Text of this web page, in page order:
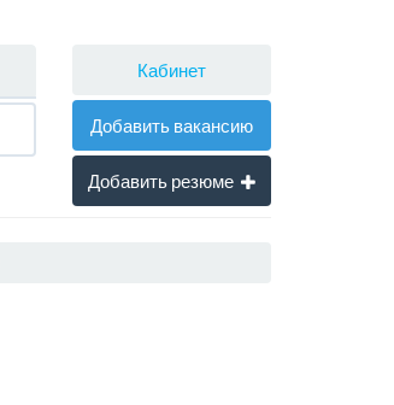
Кабинет
Добавить вакансию
Добавить резюме